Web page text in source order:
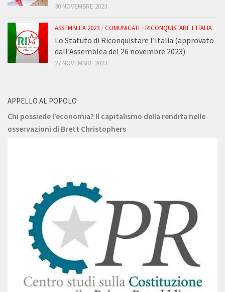
30 NOVEMBRE 2023
ASSEMBLEA 2023 / COMUNICATI / RICONQUISTARE L'ITALIA
Lo Statuto di Riconquistare l’Italia (approvato
dall’Assemblea del 26 novembre 2023)
27 NOVEMBRE 2023
APPELLO AL POPOLO
Chi possiede l’economia? Il capitalismo della rendita nelle
osservazioni di Brett Christophers